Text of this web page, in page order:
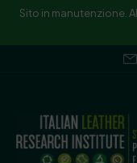
Sito in manutenzione.